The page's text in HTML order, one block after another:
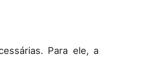
Para ele, a